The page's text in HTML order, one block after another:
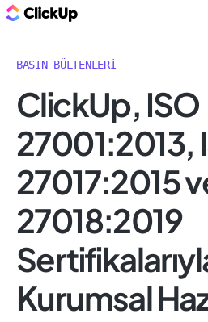
BASIN BÜLTENLERI
ClickUp, ISO
27001:2013,
27017:2015
27018:2019
Kurumsal